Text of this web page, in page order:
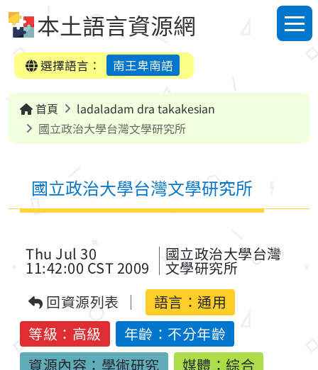
本土語言資源網
選單
選擇語言：
南王卑南語
首頁
ladaladam dra takakesian
國立政治大學台灣文學研究所
國立政治大學台灣文學研究所
Thu Jul 30
11:42:00 CST 2009
國立政治大學台灣
文學研究所
回資源列表
語言： 通用
等級：高級
年齡：不分年齡
資源內容：學術研究
媒體：綜合